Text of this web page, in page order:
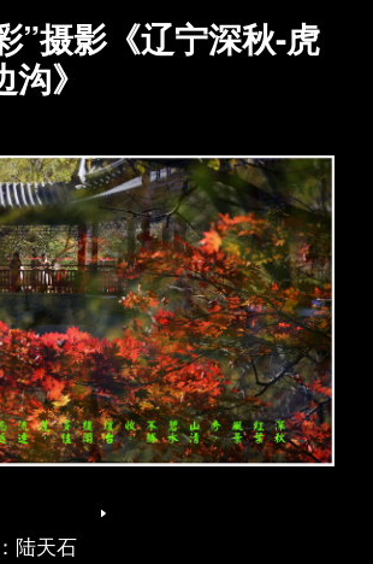
”摄影《辽宁深秋-虎
》
陆天石